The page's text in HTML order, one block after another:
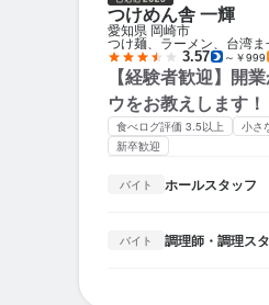
つけめん舎 一輝
愛知県 岡崎市
つけ麺、ラーメン、台湾
3.57 ～￥999
【経験者歓迎】開
ウをお教えします！
食べログ評価 3.5以上 小さ
新卒歓迎
バイト ホールスタッフ
バイト 調理師・調理ス